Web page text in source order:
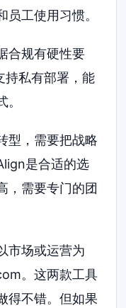
工使用习惯。
合规有硬性要
持私有部署，能
型，需要把战略
是合适的选
，需要专门的团
市场或运营为
。这两款工具
得不错。但如果